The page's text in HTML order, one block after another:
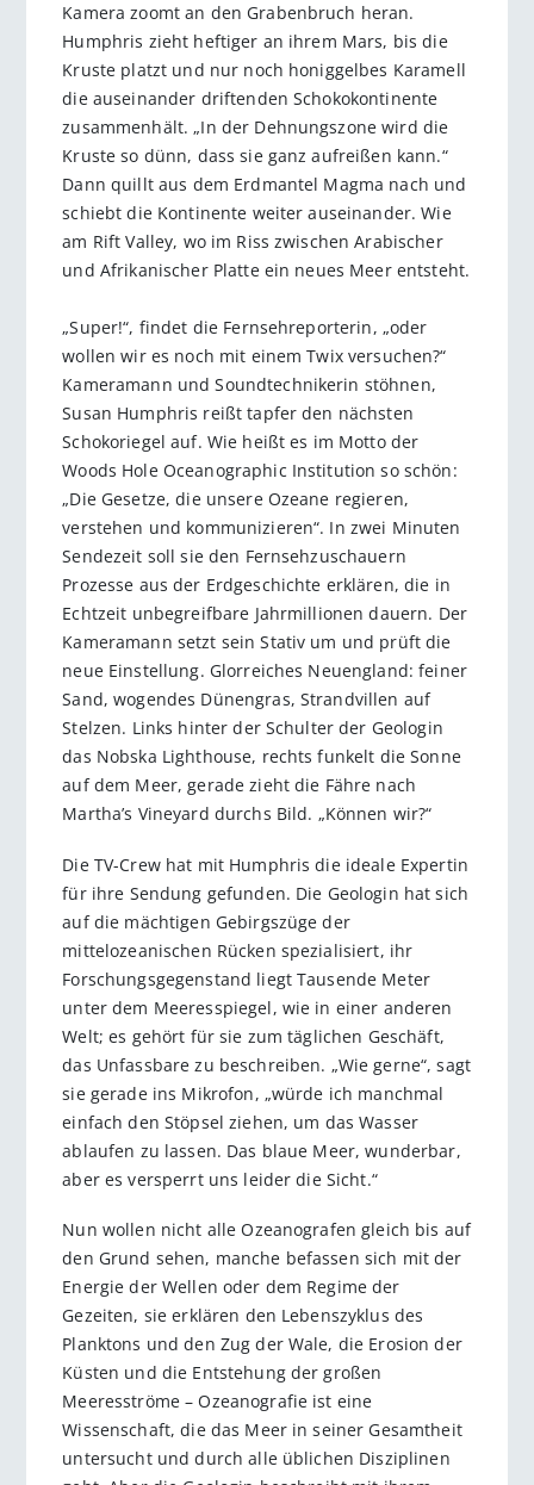
Kamera zoomt an den Grabenbruch heran.
Humphris zieht heftiger an ihrem Mars, bis die
Kruste platzt und nur noch honiggelbes Karamell
die auseinander driftenden Schokokontinente
zusammenhält. „In der Dehnungszone wird die
Kruste so dünn, dass sie ganz aufreißen kann.“
Dann quillt aus dem Erdmantel Magma nach und
schiebt die Kontinente weiter auseinander. Wie
am Rift Valley, wo im Riss zwischen Arabischer
und Afrikanischer Platte ein neues Meer entsteht.
„Super!“, findet die Fernsehreporterin, „oder
wollen wir es noch mit einem Twix versuchen?“
Kameramann und Soundtechnikerin stöhnen,
Susan Humphris reißt tapfer den nächsten
Schokoriegel auf. Wie heißt es im Motto der
Woods Hole Oceanographic Institution so schön:
„Die Gesetze, die unsere Ozeane regieren,
verstehen und kommunizieren“. In zwei Minuten
Sendezeit soll sie den Fernsehzuschauern
Prozesse aus der Erdgeschichte erklären, die in
Echtzeit unbegreifbare Jahrmillionen dauern. Der
Kameramann setzt sein Stativ um und prüft die
neue Einstellung. Glorreiches Neuengland: feiner
Sand, wogendes Dünengras, Strandvillen auf
Stelzen. Links hinter der Schulter der Geologin
das Nobska Lighthouse, rechts funkelt die Sonne
auf dem Meer, gerade zieht die Fähre nach
Martha’s Vineyard durchs Bild. „Können wir?“
Die TV-Crew hat mit Humphris die ideale Expertin
für ihre Sendung gefunden. Die Geologin hat sich
auf die mächtigen Gebirgszüge der
mittelozeanischen Rücken spezialisiert, ihr
Forschungsgegenstand liegt Tausende Meter
unter dem Meeresspiegel, wie in einer anderen
Welt; es gehört für sie zum täglichen Geschäft,
das Unfassbare zu beschreiben. „Wie gerne“, sagt
sie gerade ins Mikrofon, „würde ich manchmal
einfach den Stöpsel ziehen, um das Wasser
ablaufen zu lassen. Das blaue Meer, wunderbar,
aber es versperrt uns leider die Sicht.“
Nun wollen nicht alle Ozeanografen gleich bis auf
den Grund sehen, manche befassen sich mit der
Energie der Wellen oder dem Regime der
Gezeiten, sie erklären den Lebenszyklus des
Planktons und den Zug der Wale, die Erosion der
Küsten und die Entstehung der großen
Meeresströme – Ozeanografie ist eine
Wissenschaft, die das Meer in seiner Gesamtheit
untersucht und durch alle üblichen Disziplinen